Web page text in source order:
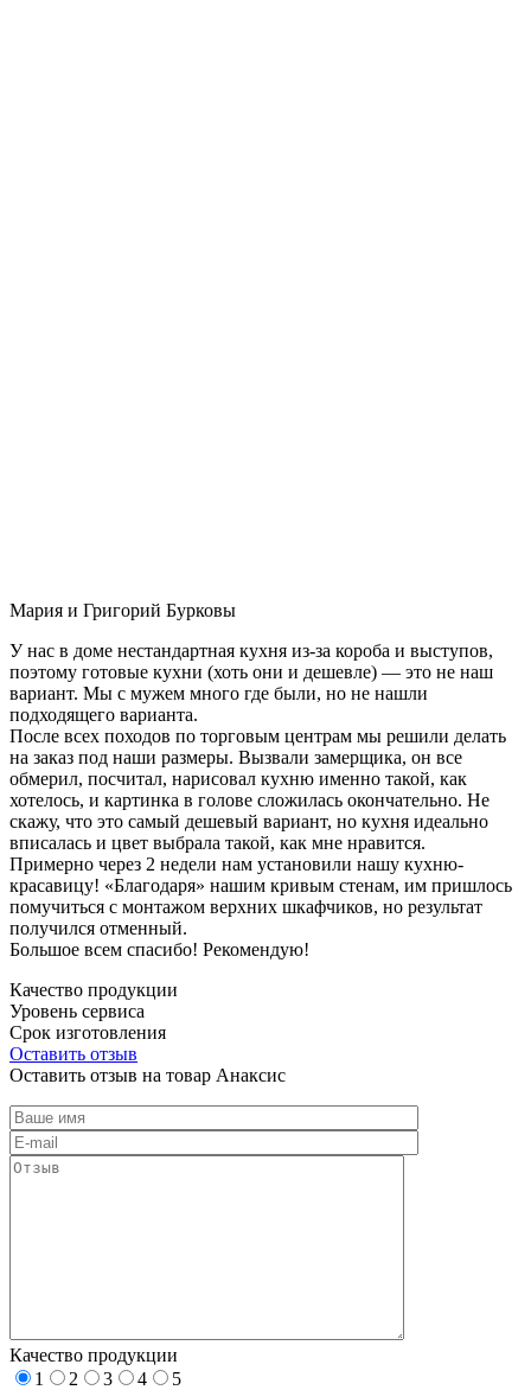
Мария и Григорий Бурковы
У нас в доме нестандартная кухня из-за короба и выступов,
поэтому готовые кухни (хоть они и дешевле) — это не наш
вариант. Мы с мужем много где были, но не нашли
подходящего варианта.
После всех походов по торговым центрам мы решили делать
на заказ под наши размеры. Вызвали замерщика, он все
обмерил, посчитал, нарисовал кухню именно такой, как
хотелось, и картинка в голове сложилась окончательно. Не
скажу, что это самый дешевый вариант, но кухня идеально
вписалась и цвет выбрала такой, как мне нравится.
Примерно через 2 недели нам установили нашу кухню-
красавицу! «Благодаря» нашим кривым стенам, им пришлось
помучиться с монтажом верхних шкафчиков, но результат
получился отменный.
Большое всем спасибо! Рекомендую!
Качество продукции
Уровень сервиса
Срок изготовления
Оставить отзыв
Оставить отзыв на товар Анаксис
Качество продукции
1
2 3 4
5